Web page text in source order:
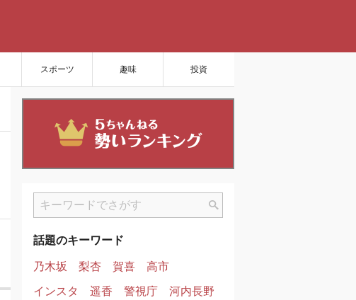
スポーツ 趣味 投資
話題のキーワード
乃木坂
梨杏 賀喜
高市
インスタ
遥香 警視庁
河内長野